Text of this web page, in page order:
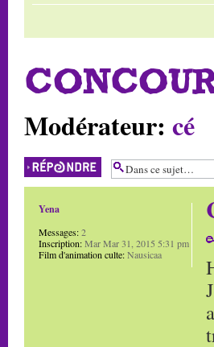
Modérateur: cé
Répondre
Yena
Messages:2
Inscription:Mar Mar 31, 2015 5:31 pm
Film d'animation culte:Nausicaa